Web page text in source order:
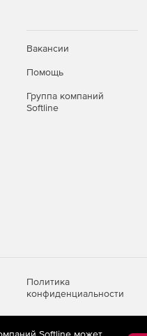
Вакансии
Помощь
Группа компаний
Softline
Политика
конфиденциальности